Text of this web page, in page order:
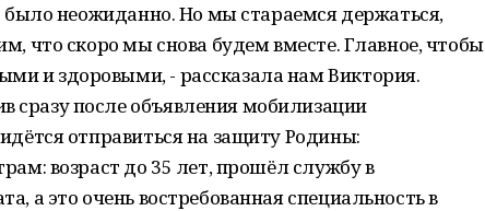
было неожиданно. Но мы стараемся держаться,
что скоро мы снова будем вместе. Главное, чтобы
и здоровыми, - рассказала нам Виктория.
после объявления мобилизации
отправиться на защиту Родины:
возраст до 35 лет, прошёл службу в
а это очень востребованная специальность в